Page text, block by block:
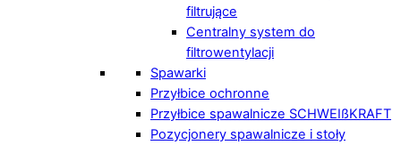
filtrujące
Centralny system do
filtrowentylacji
Spawarki
Przyłbice ochronne
Przyłbice spawalnicze SCHWEIßKRAFT
Pozycjonery spawalnicze i stoły